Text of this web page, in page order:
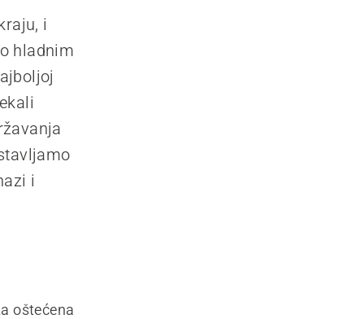
i
hladnim
i
oštećena